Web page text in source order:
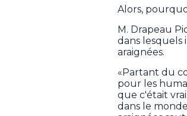
Alors,
M. Drapeau
dans lesquels
araignées.
«Partant du
pour les
que c'était
dans le